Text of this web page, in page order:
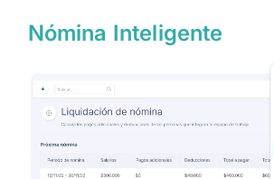
Nómina Inteligente